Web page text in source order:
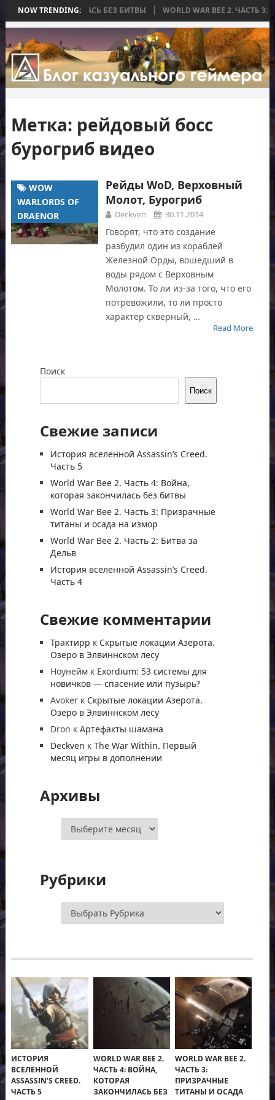
NOW TRENDING:
КОТОРАЯ ЗАКОНЧИЛАСЬ БЕЗ БИТВЫ WORLD WAR BEE 2. ЧАСТЬ
Метка: рейдовый босс
бурогриб видео
WOW
WARLORDS OF
DRAENOR
Рейды WoD, Верховный
Молот, Бурогриб
Deckven 30.11.2014
Говорят, что это создание
разбудил один из кораблей
Железной Орды, вошедший в
воды рядом с Верховным
Молотом. То ли из-за того, что его
потревожили, то ли просто
характер скверный, …
Read More
Поиск
Поиск
Свежие записи
История вселенной Assassin’s Creed.
Часть 5
World War Bee 2. Часть 4: Война,
которая закончилась без битвы
World War Bee 2. Часть 3: Призрачные
титаны и осада на измор
World War Bee 2. Часть 2: Битва за
Дельв
История вселенной Assassin’s Creed.
Часть 4
Свежие комментарии
Трактирр к Скрытые локации Азерота.
Озеро в Элвиннском лесу
Ноунейм к Exordium: 53 системы для
новичков — спасение или пузырь?
Avoker к Скрытые локации Азерота.
Озеро в Элвиннском лесу
Dron кАртефакты шамана
Deckven кThe War Within. Первый
месяц игры в дополнении
Архивы
Архивы
Рубрики
Рубрики
ИСТОРИЯ
ВСЕЛЕННОЙ
ASSASSIN’S CREED.
ЧАСТЬ 5
WORLD WAR BEE 2.
ЧАСТЬ 4: ВОЙНА,
КОТОРАЯ
ЗАКОНЧИЛАСЬ БЕЗ
WORLD WAR BEE 2.
ЧАСТЬ 3:
ПРИЗРАЧНЫЕ
ТИТАНЫ И ОСАДА